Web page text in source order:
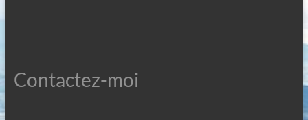
Contactez-moi